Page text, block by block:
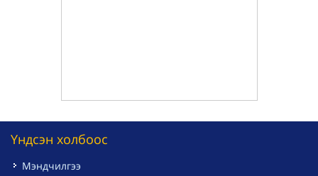
Үндсэн холбоос
Мэндчилгээ